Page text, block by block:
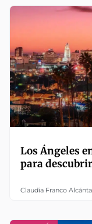
Los Ángeles
para
Claudia Franco